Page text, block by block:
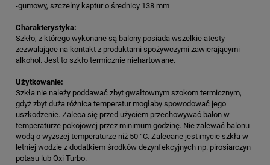
-gumowy, szczelny kaptur o średnicy 138 mm
Charakterystyka:
Szkło, z którego wykonane są balony posiada wszelkie atesty
zezwalające na kontakt z produktami spożywczymi zawierającymi
alkohol. Jest to szkło termicznie niehartowane.
Użytkowanie:
Szkła nie należy poddawać zbyt gwałtownym szokom termicznym,
gdyż zbyt duża różnica temperatur mogłaby spowodować jego
uszkodzenie. Zaleca się przed użyciem przechowywać balon w
temperaturze pokojowej przez minimum godzinę. Nie zalewać balonu
wodą o wyższej temperaturze niż 50 °C. Zalecane jest mycie szkła w
letniej wodzie z dodatkiem środków dezynfekcyjnych np. pirosiarczyn
potasu lub Oxi Turbo.